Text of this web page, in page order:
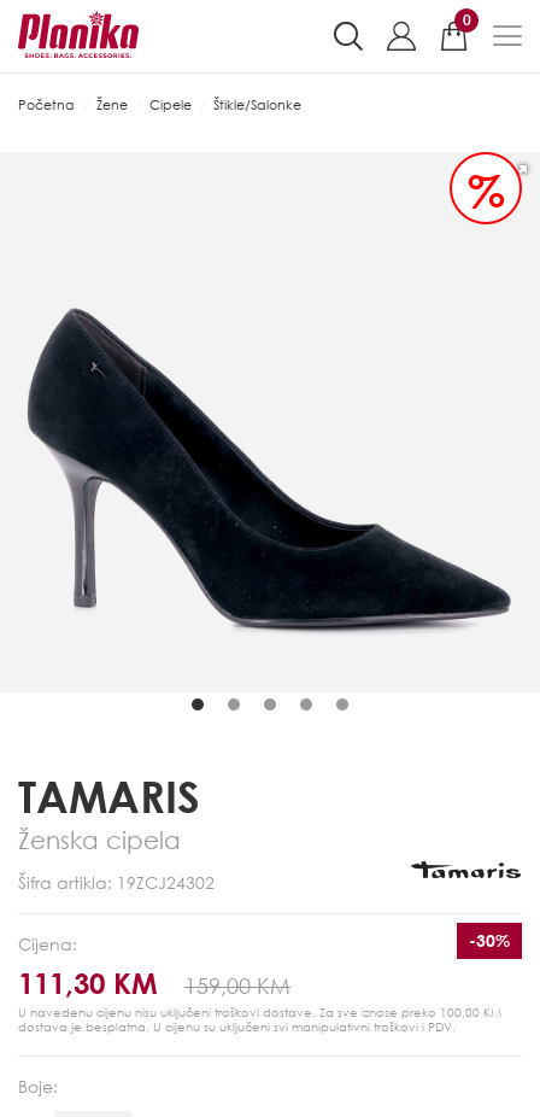
0
Početna Žene Cipele Štikle/Salonke
%
TAMARIS
Ženska cipela
Šifra artikla: 19ZCJ24302
Cijena:
111,30 KM 159,00 KM
-30%
U navedenu cijenu nisu uključeni troškovi dostave. Za sve iznose preko 100,00 KM
dostava je besplatna. U cijenu su uključeni svi manipulativni troškovi i PDV.
Boje: